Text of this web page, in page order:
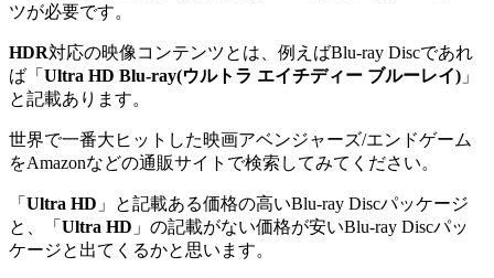
ツが必要です。
HDR対応の映像コンテンツとは、例えばBlu-ray Discであれ
ば「 Ultra HD Blu-ray(ウルトラ エイチディー ブルーレイ) 」
と記載あります。
世界で一番大ヒットした映画アベンジャーズ/エンドゲーム
をAmazonなどの通販サイトで検索してみてください。
「 Ultra HD 」と記載ある価格の高いBlu-ray Discパッケージ
と、「 Ultra HD 」の記載がない価格が安いBlu-ray Discパッ
ケージと出てくるかと思います。